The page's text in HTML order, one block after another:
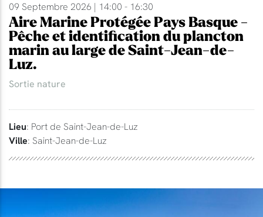
09 Septembre 2026 | 14:00 - 16:30
Aire Marine Protégée Pays Basque -
Pêche et identification du plancton
marin au large de Saint-Jean-de-
Luz.
Sortie nature
Lieu: Port de Saint-Jean-de-Luz
Ville: Saint-Jean-de-Luz